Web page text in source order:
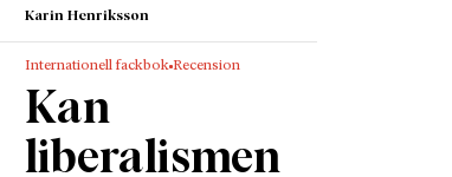
Karin Henriksson
Internationell fackbok Recension
Kan
liberalismen